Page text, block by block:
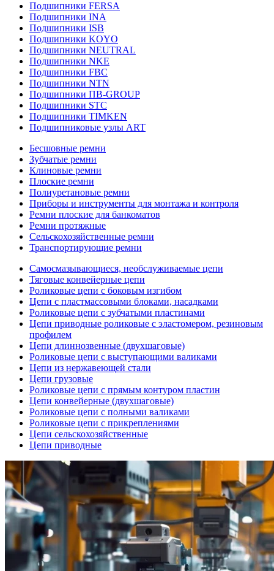
Подшипники FERSA
Подшипники INA
Подшипники ISB
Подшипники KOYO
Подшипники NEUTRAL
Подшипники NKE
Подшипники FBC
Подшипники NTN
Подшипники ПВ-GROUP
Подшипники STC
Подшипники TIMKEN
Подшипниковые узлы ART
Бесшовные ремни
Зубчатые ремни
Клиновые ремни
Плоские ремни
Полиуретановые ремни
Приборы и инструменты для монтажа и контроля
Ремни плоские для банкоматов
Ремни протяжные
Сельскохозяйственные ремни
Транспортирующие ремни
Самосмазывающиеся, необслуживаемые цепи
Тяговые конвейерные цепи
Роликовые цепи с боковым изгибом
Цепи с пластмассовыми блоками, насадками
Роликовые цепи с зубчатыми пластинами
Цепи приводные роликовые с эластомером, резиновым
профилем
Цепи длиннозвенные (двухшаговые)
Роликовые цепи с выступающими валиками
Цепи из нержавеющей стали
Цепи грузовые
Роликовые цепи с прямым контуром пластин
Цепи конвейерные (двухшаговые)
Роликовые цепи с полными валиками
Роликовые цепи с прикреплениями
Цепи сельскохозяйственные
Цепи приводные